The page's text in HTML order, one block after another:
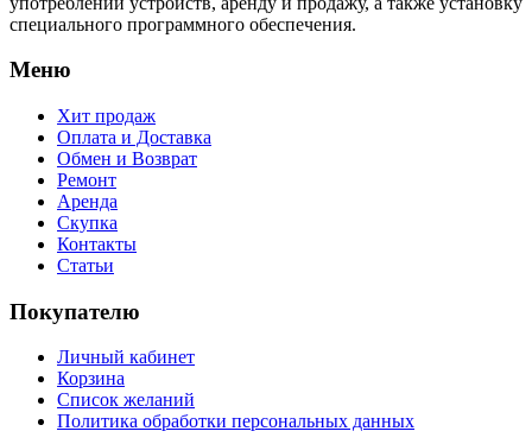
специального программного обеспечения.
Меню
Хит продаж
Оплата и Доставка
Обмен и Возврат
Ремонт
Аренда
Скупка
Контакты
Статьи
Покупателю
Личный кабинет
Корзина
Список желаний
Политика обработки персональных данных